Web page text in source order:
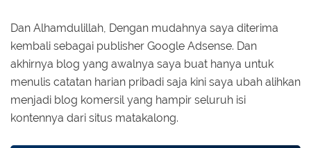
Dan Alhamdulillah, Dengan mudahnya saya diterima
kembali sebagai publisher Google Adsense. Dan
akhirnya blog yang awalnya saya buat hanya untuk
menulis catatan harian pribadi saja kini saya ubah alihkan
menjadi blog komersil yang hampir seluruh isi
kontennya dari situs matakalong.